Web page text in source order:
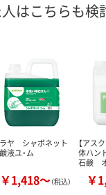
はこちらも検
ヤ シャボネット
液ユ・ム
￥1,418～（税込）
【アス
体ハン
石鹸
￥